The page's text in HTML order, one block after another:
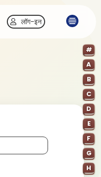
लॉग-इन
#
A
B
C
D
E
F
G
H